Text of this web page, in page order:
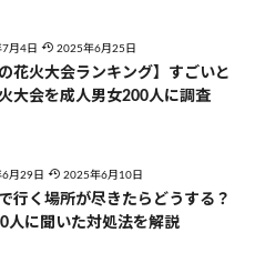
月4日 2025年6月25日
の花火大会ランキング】すごいと
大会を成人男女200人に調査
月29日 2025年6月10日
行く場所が尽きたらどうする？
人に聞いた対処法を解説